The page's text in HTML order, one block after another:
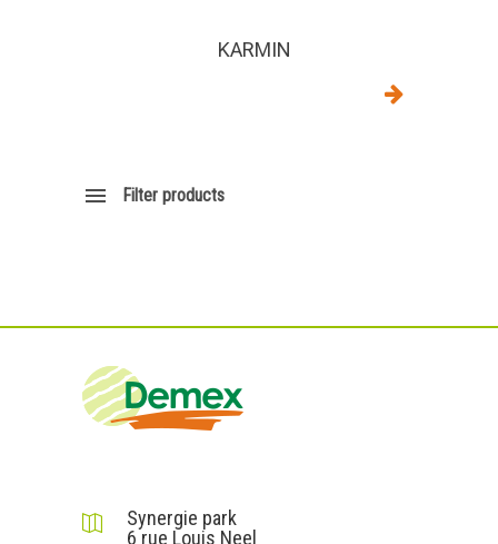
KARMIN
Filter products
Synergie park
6 rue Louis Neel